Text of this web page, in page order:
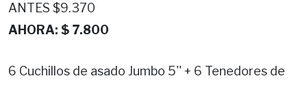
ANTES $9.370
AHORA: $ 7.800
6 Cuchillos de asado Jumbo 5'' + 6 Tenedores de